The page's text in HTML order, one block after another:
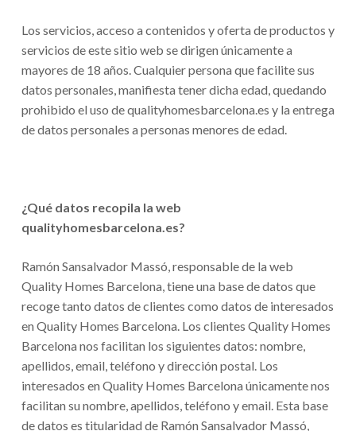
Los servicios, acceso a contenidos y oferta de productos y
servicios de este sitio web se dirigen únicamente a
mayores de 18 años. Cualquier persona que facilite sus
datos personales, manifiesta tener dicha edad, quedando
prohibido el uso de qualityhomesbarcelona.es y la entrega
de datos personales a personas menores de edad.
¿Qué datos recopila la web
qualityhomesbarcelona.es?
Ramón Sansalvador Massó, responsable de la web
Quality Homes Barcelona, tiene una base de datos que
recoge tanto datos de clientes como datos de interesados
en Quality Homes Barcelona. Los clientes Quality Homes
Barcelona nos facilitan los siguientes datos: nombre,
apellidos, email, teléfono y dirección postal. Los
interesados en Quality Homes Barcelona únicamente nos
facilitan su nombre, apellidos, teléfono y email. Esta base
de datos es titularidad de Ramón Sansalvador Massó,